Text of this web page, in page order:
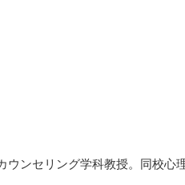
ンセリング学科教授。同校心